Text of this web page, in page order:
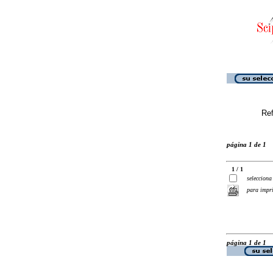
página 1 de 1
1 / 1
selecciona
para
página 1 de 1